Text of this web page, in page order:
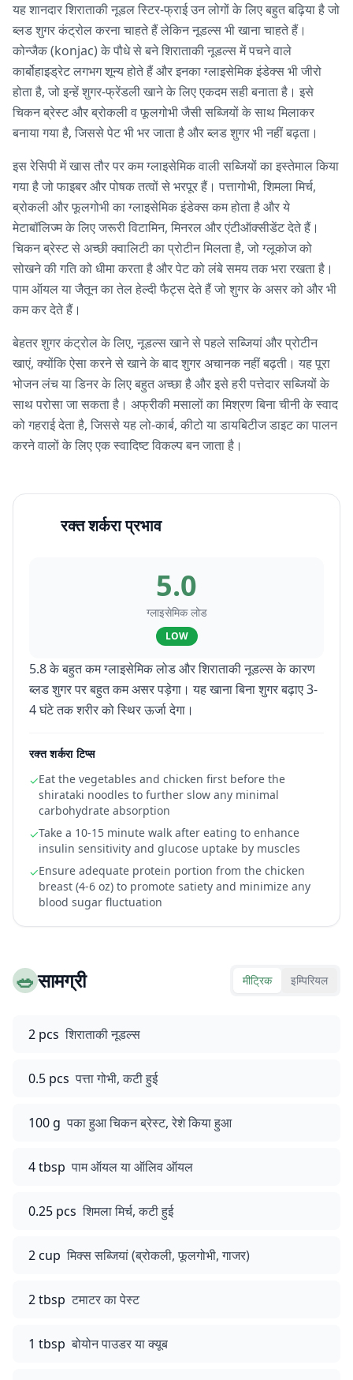
यह शानदार शिराताकी नूडल स्टिर-फ्राई उन लोगों के लिए बहुत बढ़िया है जो
ब्लड शुगर कंट्रोल करना चाहते हैं लेकिन नूडल्स भी खाना चाहते हैं।
कोन्जैक (konjac) के पौधे से बने शिराताकी नूडल्स में पचने वाले
कार्बोहाइड्रेट लगभग शून्य होते हैं और इनका ग्लाइसेमिक इंडेक्स भी जीरो
होता है, जो इन्हें शुगर-फ्रेंडली खाने के लिए एकदम सही बनाता है। इसे
चिकन ब्रेस्ट और ब्रोकली व फूलगोभी जैसी सब्जियों के साथ मिलाकर
बनाया गया है, जिससे पेट भी भर जाता है और ब्लड शुगर भी नहीं बढ़ता।
इस रेसिपी में खास तौर पर कम ग्लाइसेमिक वाली सब्जियों का इस्तेमाल किया
गया है जो फाइबर और पोषक तत्वों से भरपूर हैं। पत्तागोभी, शिमला मिर्च,
ब्रोकली और फूलगोभी का ग्लाइसेमिक इंडेक्स कम होता है और ये
मेटाबॉलिज्म के लिए जरूरी विटामिन, मिनरल और एंटीऑक्सीडेंट देते हैं।
चिकन ब्रेस्ट से अच्छी क्वालिटी का प्रोटीन मिलता है, जो ग्लूकोज को
सोखने की गति को धीमा करता है और पेट को लंबे समय तक भरा रखता है।
पाम ऑयल या जैतून का तेल हेल्दी फैट्स देते हैं जो शुगर के असर को और भी
कम कर देते हैं।
बेहतर शुगर कंट्रोल के लिए, नूडल्स खाने से पहले सब्जियां और प्रोटीन
खाएं, क्योंकि ऐसा करने से खाने के बाद शुगर अचानक नहीं बढ़ती। यह पूरा
भोजन लंच या डिनर के लिए बहुत अच्छा है और इसे हरी पत्तेदार सब्जियों के
साथ परोसा जा सकता है। अफ्रीकी मसालों का मिश्रण बिना चीनी के स्वाद
को गहराई देता है, जिससे यह लो-कार्ब, कीटो या डायबिटीज डाइट का पालन
करने वालों के लिए एक स्वादिष्ट विकल्प बन जाता है।
रक्त शर्करा प्रभाव
5.0
ग्लाइसेमिक लोड
LOW
5.8 के बहुत कम ग्लाइसेमिक लोड और शिराताकी नूडल्स के कारण
ब्लड शुगर पर बहुत कम असर पड़ेगा। यह खाना बिना शुगर बढ़ाए 3-
4 घंटे तक शरीर को स्थिर ऊर्जा देगा।
रक्त शर्करा टिप्स
✓Eat the vegetables and chicken first before the
shirataki noodles to further slow any minimal
carbohydrate absorption
✓Take a 10-15 minute walk after eating to enhance
insulin sensitivity and glucose uptake by muscles
✓Ensure adequate protein portion from the chicken
breast (4-6 oz) to promote satiety and minimize any
blood sugar fluctuation
🥗सामग्री मीट्रिक इम्पिरियल
2 pcs शिराताकी नूडल्स
0.5 pcs पत्ता गोभी, कटी हुई
100 g पका हुआ चिकन ब्रेस्ट, रेशे किया हुआ
4 tbsp पाम ऑयल या ऑलिव ऑयल
0.25 pcs शिमला मिर्च, कटी हुई
2 cup मिक्स सब्जियां (ब्रोकली, फूलगोभी, गाजर)
2 tbsp टमाटर का पेस्ट
1 tbsp बोयोन पाउडर या क्यूब